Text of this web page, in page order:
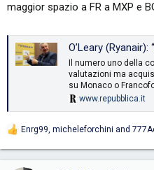
maggior spazio a FR a MXP e
O’Leary (Ryanair): “Nuovi rincari
Il numero uno della
valutazioni ma
su Monaco o
www.repubblica.it
R
Enrg99, micheleforchini and